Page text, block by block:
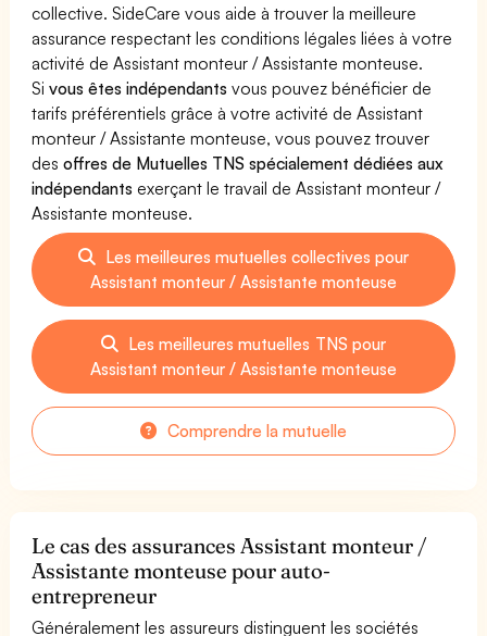
collective. SideCare vous aide à trouver la meilleure
assurance respectant les conditions légales liées à votre
activité de Assistant monteur / Assistante monteuse.
Sivous êtes indépendants vous pouvez bénéficier de
tarifs préférentiels grâce à votre activité de Assistant
monteur / Assistante monteuse, vous pouvez trouver
desoffres de Mutuelles TNS spécialement dédiées aux
indépendants exerçant le travail de Assistant monteur /
Assistante monteuse.
Les meilleures mutuelles collectives pour
Assistant monteur / Assistante monteuse
Les meilleures mutuelles TNS pour
Assistant monteur / Assistante monteuse
Comprendre la mutuelle
Le cas des assurances Assistant monteur /
Assistante monteuse pour auto-
entrepreneur
Généralement les assureurs distinguent les sociétés